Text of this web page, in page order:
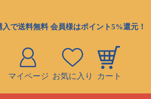
で送料無料 会員様はポイント5%還元！
マイページ お気に入り カート